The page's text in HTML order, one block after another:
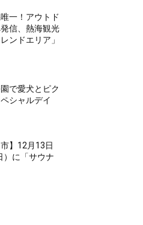
一！アウトド
信、熱海観光
ンドエリア」
で愛犬とピク
シャルデイ
】12月13日
）に「サウナ